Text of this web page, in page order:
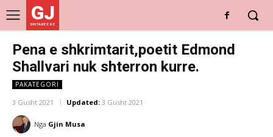
GJ
DRITARE E RE
Pena e shkrimtarit,poetit Edmond
Shallvari nuk shterron kurre.
PAKATEGORI
3 Gusht 2021 Updated: 3 Gusht 2021
Nga Gjin Musa